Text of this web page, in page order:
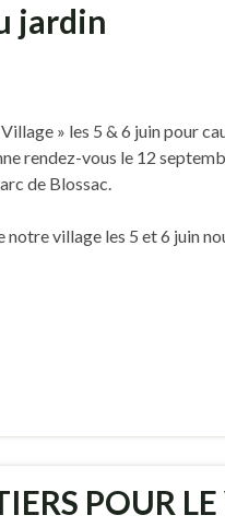
jardin
» les 5 & 6 juin pour
rendez-vous le 12
de Blossac.
notre village les 5 et 6 juin
POUR